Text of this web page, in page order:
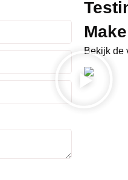
Bekijk de